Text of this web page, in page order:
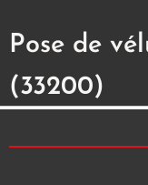
Pose de
(33200)